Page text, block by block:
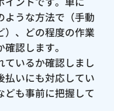
ような方法で（手動
）、どの程度の作業
認します。
ているか確認しまし
払いにも対応してい
ども事前に把握して